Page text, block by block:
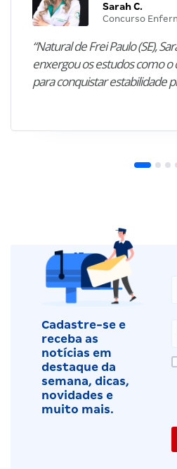
Sarah C.
Concurso
“Natural de Frei Paulo (SE),
enxergou os estudos como
para conquistar estabilidade
Cadastre-se e
receba as
notícias em
destaque da
semana, dicas,
novidades e
muito mais.